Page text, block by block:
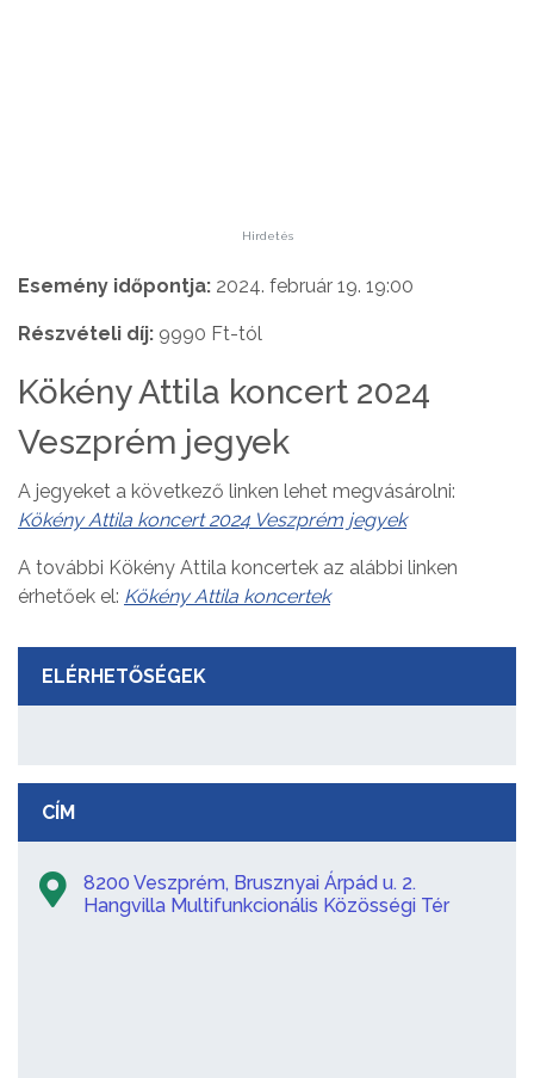
Hirdetés
Esemény időpontja: 2024. február 19. 19:00
Részvételi díj: 9990 Ft-tól
Kökény Attila koncert 2024
Veszprém jegyek
A jegyeket a következő linken lehet megvásárolni:
Kökény Attila koncert 2024 Veszprém jegyek
A további Kökény Attila koncertek az alábbi linken
érhetőek el: Kökény Attila koncertek
ELÉRHETŐSÉGEK
CÍM
8200 Veszprém, Brusznyai Árpád u. 2.
Hangvilla Multifunkcionális Közösségi Tér